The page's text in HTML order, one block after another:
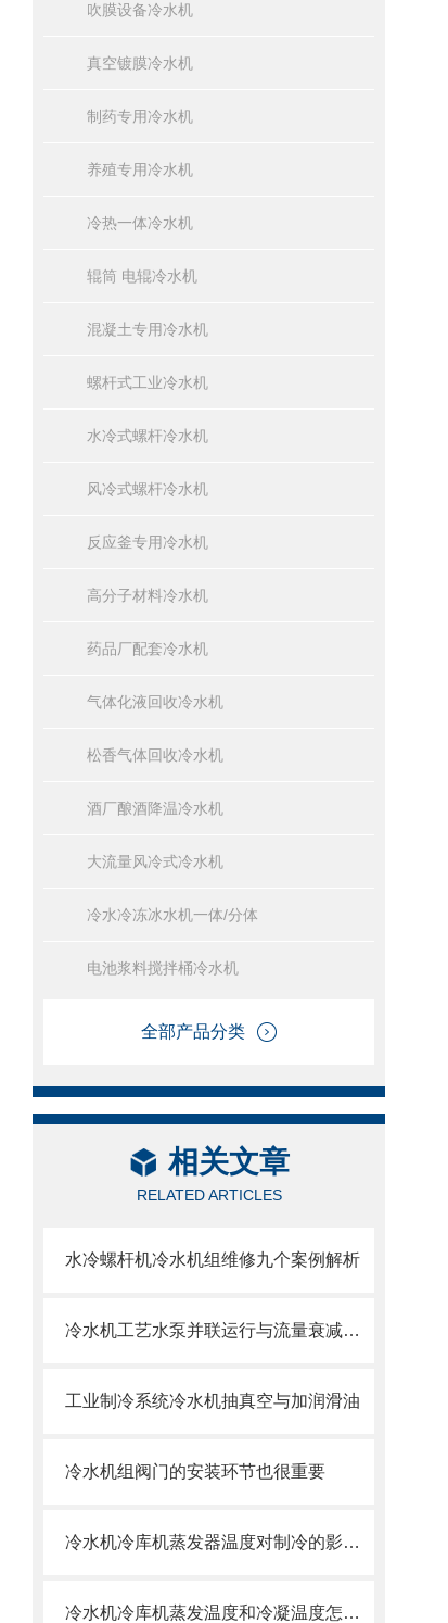
吹膜设备冷水机
真空镀膜冷水机
制药专用冷水机
养殖专用冷水机
冷热一体冷水机
辊筒 电辊冷水机
混凝土专用冷水机
螺杆式工业冷水机
水冷式螺杆冷水机
风冷式螺杆冷水机
反应釜专用冷水机
高分子材料冷水机
药品厂配套冷水机
气体化液回收冷水机
松香气体回收冷水机
酒厂酿酒降温冷水机
大流量风冷式冷水机
冷水冷冻冰水机一体/分体
电池浆料搅拌桶冷水机
全部产品分类
相关文章
RELATED ARTICLES
水冷螺杆机冷水机组维修九个案例解析
冷水机工艺水泵并联运行与流量衰减问题
工业制冷系统冷水机抽真空与加润滑油
冷水机组阀门的安装环节也很重要
冷水机冷库机蒸发器温度对制冷的影响与调节
冷水机冷库机蒸发温度和冷凝温度怎么确定